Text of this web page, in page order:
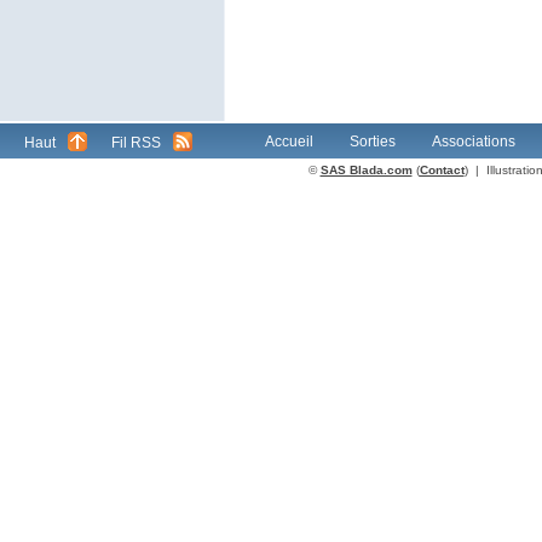
Haut Fil RSS Accueil Sorties Associations
©SAS Blada.com(Contact) |